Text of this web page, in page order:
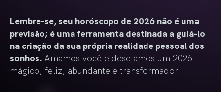
Lembre-se, seu horóscopo de 2026 não é uma
previsão; é uma ferramenta destinada a guiá-lo
na criação da sua própria realidade pessoal dos
sonhos. Amamos você e desejamos um 2026
mágico, feliz, abundante e transformador!